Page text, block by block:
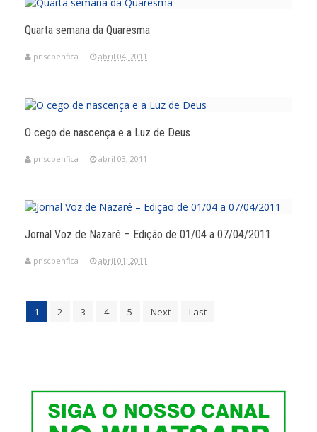
Quarta semana da Quaresma
pnscbenfica abril 04, 2011
O cego de nascença e a Luz de Deus
pnscbenfica abril 03, 2011
Jornal Voz de Nazaré – Edição de 01/04 a 07/04/2011
pnscbenfica abril 01, 2011
1 2 3 4 5 Next Last